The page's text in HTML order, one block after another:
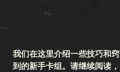
我们在这里介绍一些技巧和
到的新手卡组。请继续阅读，